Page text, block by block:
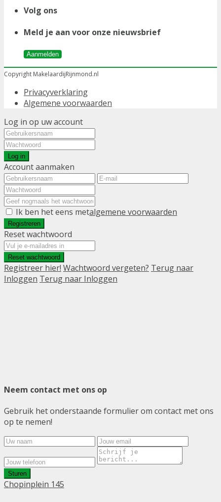
Volg ons
Meld je aan voor onze nieuwsbrief
Aanmelden
Copyright MakelaardijRijnmond.nl
Privacyverklaring
Algemene voorwaarden
Log in op uw account
Log in
Account aanmaken
Ik ben het eens metalgemene voorwaarden
Registreren
Reset wachtwoord
Reset wachtwoord
Registreer hier! Wachtwoord vergeten? Terug naar
Inloggen Terug naar Inloggen
Neem contact met ons op
Gebruik het onderstaande formulier om contact met ons
op te nemen!
Sturen
Chopinplein 145